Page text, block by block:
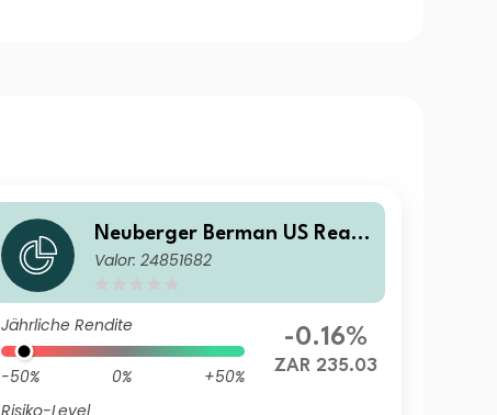
Neuberger Berman US Real
Estate Securities Fund ZAR E
Valor: 24851682
Jährliche Rendite
-50% 0%
+50%
Risiko-Level
-0.16%
ZAR 235.03